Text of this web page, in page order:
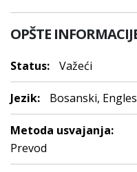
OPŠTE
Status: Važeći
Jezik: Bosanski,
Metoda usvajanja:
Prevod